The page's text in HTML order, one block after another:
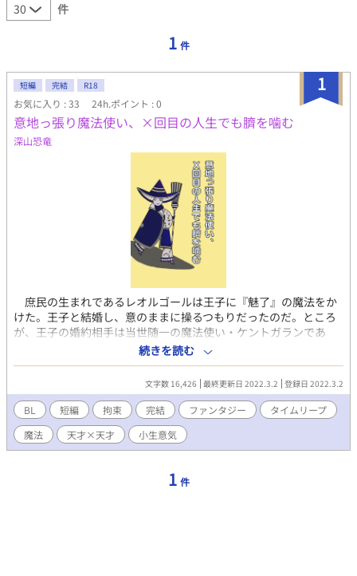
件
1 件
1
短編 完結 R18
お気に入り : 33 24h.ポイント : 0
意地っ張り魔法使い、×回目の人生でも臍を噛む
深山恐竜
庶民の生まれであるレオルゴールは王子に『魅了』の魔法をか
けた。王子と結婚し、意のままに操るつもりだったのだ。ところ
が、王子の婚約相手は当世随一の魔法使い・ケントガランであ
り、魔法を打ち消されてレオルゴールの策は失敗に終わる。
――失敗したとき、レオルゴールの時は巻き戻る。 何度も何度
も時が戻り、その度にレオルゴールはありとあらゆる手段を講じ
るが、どうしてもケントガランを打ち破ることができない。 あ
る時、レオルゴールは思い付いた。 「ケントガランに真っ向から
色仕掛けだ！」 こうして始まったx回目の人生で、レオルゴール
とケントガランの駆け引きが始まる。 （ムーンライトノベルズ様
にも掲載中）
続きを読む
文字数 16,426 最終更新日 2022.3.2 登録日 2022.3.2
BL 短編 拘束 完結 ファンタジー
タイムリープ
魔法
天才×天才 小生意気
1 件